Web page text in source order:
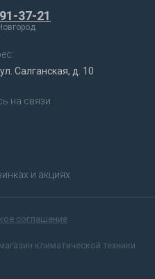
37-21
Салганская, д. 10
на связи
и акциях
соглашение
климатической техники